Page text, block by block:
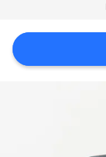
LA
QUALITÉ